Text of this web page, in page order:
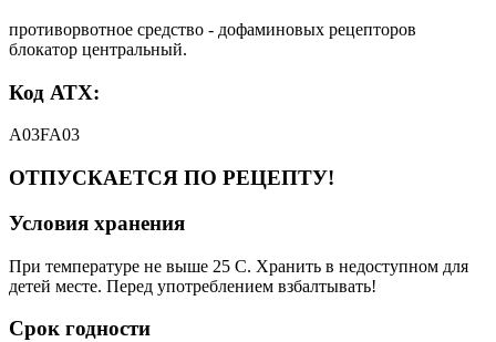
противорвотное средство - дофаминовых рецепторов
блокатор центральный.
Код АТХ:
A03FA03
ОТПУСКАЕТСЯ ПО РЕЦЕПТУ!
Условия хранения
При температуре не выше 25 C. Хранить в недоступном для
детей месте. Перед употреблением взбалтывать!
Срок годности